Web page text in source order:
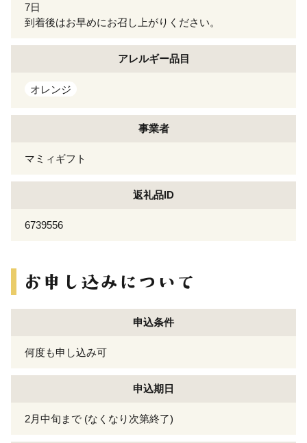
7日
到着後はお早めにお召し上がりください。
アレルギー品目
オレンジ
事業者
マミィギフト
返礼品ID
6739556
申込条件
何度も申し込み可
申込期日
2月中旬まで (なくなり次第終了)